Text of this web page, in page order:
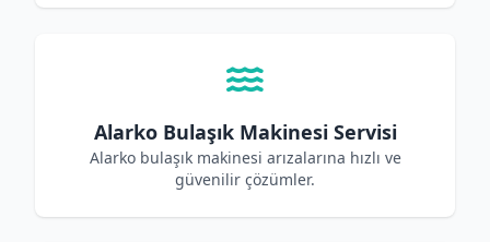
Alarko Bulaşık Makinesi Servisi
Alarko bulaşık makinesi arızalarına hızlı ve
güvenilir çözümler.